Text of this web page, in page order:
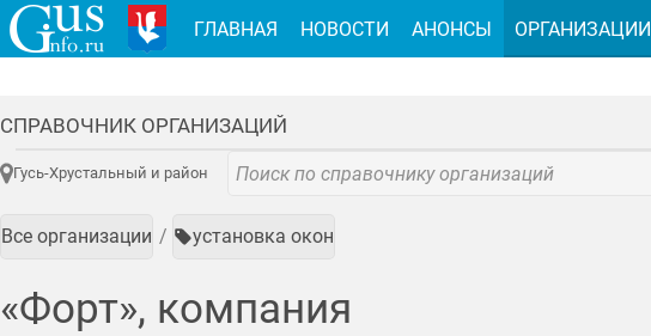
СПРАВОЧНИК ОРГАНИЗАЦИЙ
Гусь-Хрустальный и район
Все организации установка окон
«Форт», компания
ГЛАВНАЯ НОВОСТИ АНОНСЫ ОРГАНИЗАЦИИ